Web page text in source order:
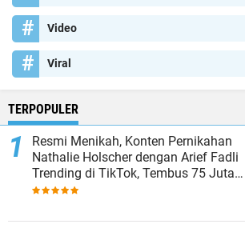
Video
Viral
TERPOPULER
Resmi Menikah, Konten Pernikahan
Nathalie Holscher dengan Arief Fadli
Trending di TikTok, Tembus 75 Juta
Penonton